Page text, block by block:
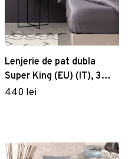
Lenjerie de pat dubla
Super King (EU) (IT), 3
piese, De Dark Grey,
440 lei